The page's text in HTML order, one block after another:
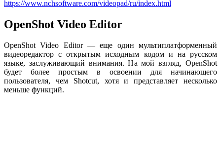
https://www.nchsoftware.com/videopad/ru/index.html
OpenShot Video Editor
OpenShot Video Editor — еще один мультиплатформенный
видеоредактор с открытым исходным кодом и на русском
языке, заслуживающий внимания. На мой взгляд, OpenShot
будет более простым в освоении для начинающего
пользователя, чем Shotcut, хотя и представляет несколько
меньше функций.